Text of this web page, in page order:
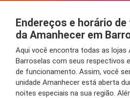
Endereços e horário
da Amanhecer em
Aqui você encontra todas as lojas
Barroselas com seus respectivos
de funcionamento. Assim, você
unidade Amanhecer está aberta
noites especiais na sua região.